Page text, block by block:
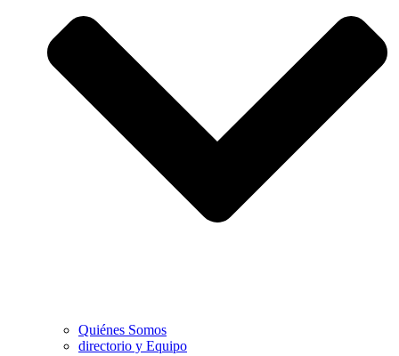
Quiénes Somos
directorio y Equipo